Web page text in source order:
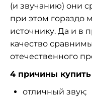
(и звучанию) они
при этом гораздо
источнику. Да и в
качество
отечественного
4 причины купить
отличный звук;